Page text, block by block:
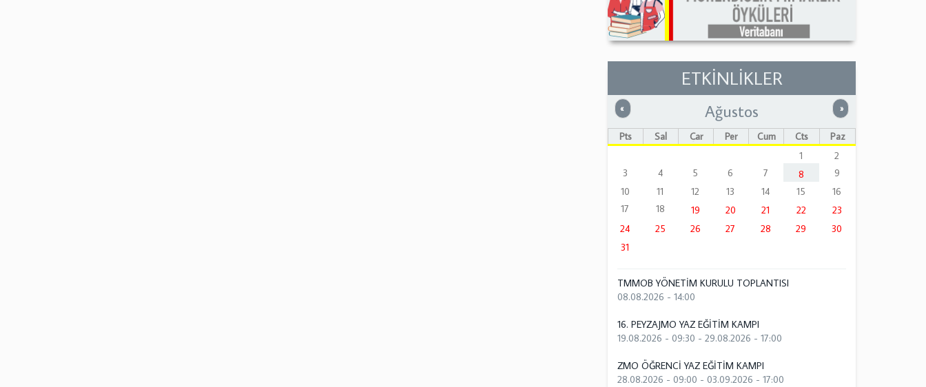
ETKİNLİKLER
« Önceki »Sonraki
Ağustos
Pts Sal Çar Per Cum Cts
Paz
1
2
3
4 5 6 7 8
9
10
11 12 13 14 15
16
17
18 19 20 21 22
23
24
25 26 27 28 29
30
31
TMMOB YÖNETİM KURULU TOPLANTISI
08.08.2026 - 14:00
16. PEYZAJMO YAZ EĞİTİM KAMPI
19.08.2026 - 09:30 -29.08.2026 - 17:00
ZMO ÖĞRENCİ YAZ EĞİTİM KAMPI
28.08.2026 - 09:00 -03.09.2026 - 17:00